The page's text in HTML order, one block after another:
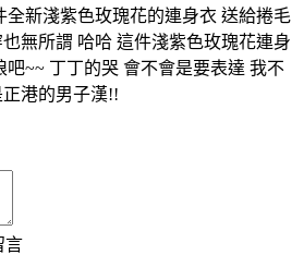
全新淺紫色玫瑰花的連身衣 送給捲毛
無所謂 哈哈 這件淺紫色玫瑰花連身
吧~~ 丁丁的哭 會不會是要表達 我不
港的男子漢!!
言